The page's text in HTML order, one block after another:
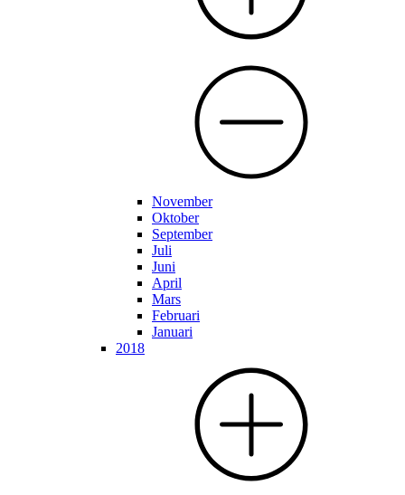
November
Oktober
September
Juli
Juni
April
Mars
Februari
Januari
2018